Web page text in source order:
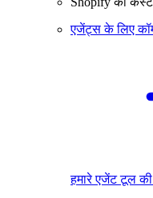
एजेंट्स के लिए
हमारे एजेंट टूल